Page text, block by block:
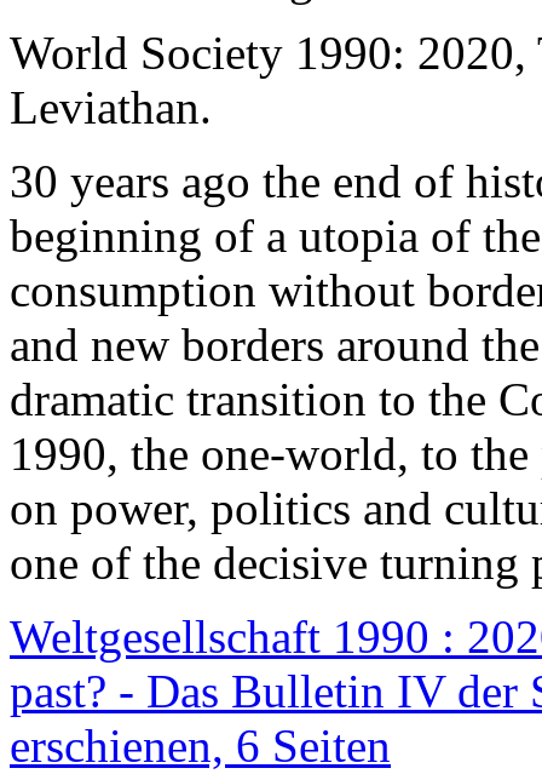
World Society 1990: 2020,
Leviathan.
30 years ago the end of
beginning of a utopia of
consumption without
and new borders around
dramatic transition to the
1990, the one-world, to the
on power, politics and
one of the decisive turning
Weltgesellschaft 1990 :
past? - Das Bulletin IV der
erschienen, 6 Seiten